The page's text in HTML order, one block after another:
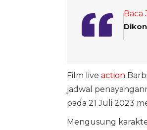
Baca
Film live action
jadwal
pada 21 Juli 2023
Mengusung